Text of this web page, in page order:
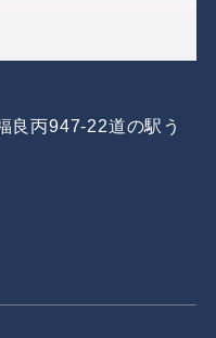
良丙947-22道の駅う